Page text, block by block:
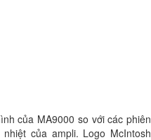
của MA9000 so với các phiên
của ampli. Logo McIntosh